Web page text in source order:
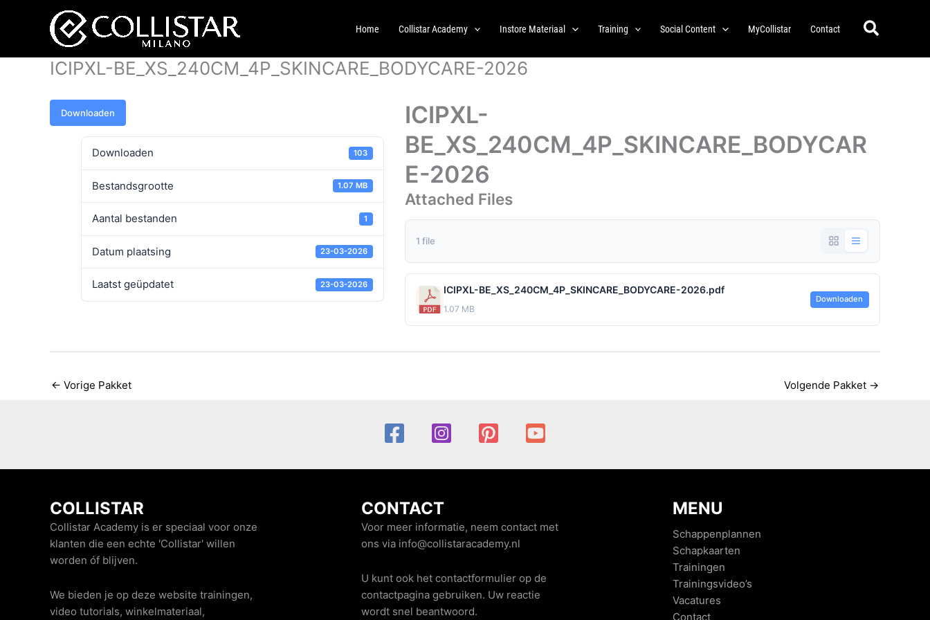
inhoud
Home Collistar Academy Instore Materiaal Training Social Content MyCollistar Contact Zoeken
ICIPXL-BE_XS_240CM_4P_SKINCARE_BODYCARE-2026
Downloaden
Downloaden 103
Bestandsgrootte 1.07 MB
Aantal bestanden 1
Datum plaatsing 23-03-2026
Laatst geüpdatet 23-03-2026
ICIPXL-
BE_XS_240CM_4P_SKINCARE_BODYCAR
E-2026
Attached Files
1 file
ICIPXL-BE_XS_240CM_4P_SKINCARE_BODYCARE-2026.pdf
1.07 MB
Downloaden
← Vorige Pakket Volgende Pakket →
COLLISTAR
Collistar Academy is er speciaal voor onze
klanten die een echte 'Collistar' willen
worden óf blijven.
We bieden je op deze website trainingen,
video tutorials, winkelmateriaal,
CONTACT
Voor meer informatie, neem contact met
ons via info@collistaracademy.nl
U kunt ook het contactformulier op de
contactpagina gebruiken. Uw reactie
wordt snel beantwoord.
MENU
Schappenplannen
Schapkaarten
Trainingen
Trainingsvideo’s
Vacatures
Contact